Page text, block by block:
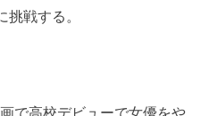
戦する。
で高校デビューで女優をや